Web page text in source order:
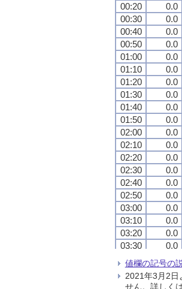
00:20
0.0
00:30
0.0
00:40
0.0
00:50
0.0
01:00
0.0
01:10
0.0
01:20
0.0
01:30
0.0
01:40
0.0
01:50
0.0
02:00
0.0
02:10
0.0
02:20
0.0
02:30
0.0
02:40
0.0
02:50
0.0
03:00
0.0
03:10
0.0
03:20
0.0
03:30
0.0
03:40
0.0
03:50
0.0
04:00
0.0
00:20
0.0
00:30
0.0
00:40
0.0
00:50
0.0
01:00
0.0
01:10
0.0
01:20
0.0
01:30
0.0
01:40
0.0
01:50
0.0
02:00
0.0
02:10
0.0
02:20
0.0
02:30
0.0
02:40
0.0
02:50
0.0
03:00
0.0
03:10
0.0
03:20
0.0
03:30
0.0
03:40
0.0
03:50
0.0
04:00
0.0
00:20
0.0
00:30
0.0
00:40
0.0
00:50
0.0
01:00
0.0
01:10
0.0
01:20
0.0
01:30
0.0
01:40
0.0
01:50
0.0
02:00
0.0
02:10
0.0
02:20
0.0
02:30
0.0
02:40
0.0
02:50
0.0
03:00
0.0
03:10
0.0
03:20
0.0
03:30
0.0
03:40
0.0
03:50
0.0
04:00
0.0
00:20
0.0
00:30
0.0
00:40
0.0
00:50
0.0
01:00
0.0
01:10
0.0
01:20
0.0
01:30
0.0
01:40
0.0
01:50
0.0
02:00
0.0
02:10
0.0
02:20
0.0
02:30
0.0
02:40
0.0
02:50
0.0
03:00
0.0
03:10
0.0
03:20
0.0
03:30
0.0
03:40
0.0
03:50
0.0
04:00
0.0
値欄の記号の
2021年3月2日
せん。詳しく